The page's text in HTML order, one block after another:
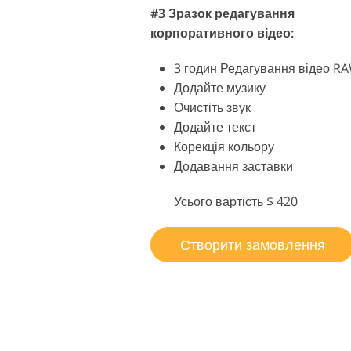
#3 Зразок редагування
корпоративного відео:
3 годин Редагування відео
Додайте музику
Очистіть звук
Додайте текст
Корекція кольору
Додавання заставки
Усього вартість $ 420
Створити замовлення